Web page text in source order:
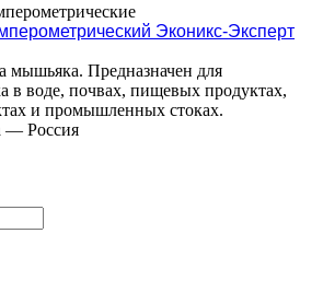
Эконикс-Эксперт
мышьяка. Предназначен для
в воде, почвах, пищевых продуктах,
и промышленных стоках.
— Россия